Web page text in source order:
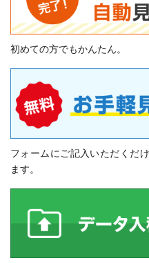
初めての方でもかんたん。
フォームにご記入いただくだ
ます。